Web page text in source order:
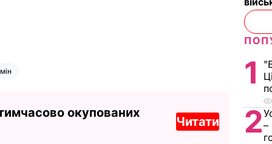
окупованих
Читати
1
2–